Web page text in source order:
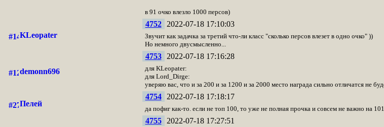
в 91 очко влезло 1000 персов)
KLeopater
4752 2022-07-18 17:10:03
Звучит как задачка за третий что-ли класс "сколько персов влезет в одно очко" ))
Но немного двусмысленно...
demonn696
4753 2022-07-18 17:16:28
для KLeopater:
для Lord_Dirge:
уверяю вас, что и за 200 и за 1200 и за 2000 место награда сильно отличатся не
Пелей
4754 2022-07-18 17:18:17
да пофиг как-то. если не топ 100, то уже не полная прочка и совсем не важно на
4755 2022-07-18 17:27:51